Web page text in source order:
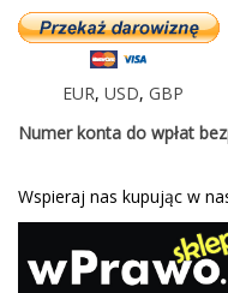
EUR, USD, GBP
Numer konta do wpłat
Wspieraj nas kupując w